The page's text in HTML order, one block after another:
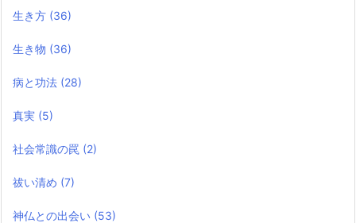
生き方 (36)
生き物 (36)
病と功法 (28)
真実 (5)
社会常識の罠 (2)
祓い清め (7)
神仏との出会い (53)